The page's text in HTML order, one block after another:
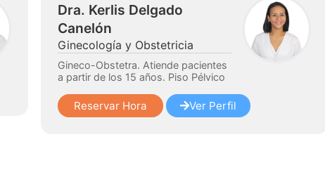
Dra. Kerlis Delgado
Canelón
Ginecología y Obstetricia
Gineco-Obstetra. Atiende pacientes
a partir de los 15 años. Piso Pélvico
Reservar Hora Ver Perfil